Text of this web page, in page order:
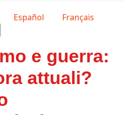
Español
Français
e guerra:
attuali?